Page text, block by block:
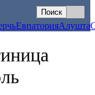
ЕвпаторияАлушта